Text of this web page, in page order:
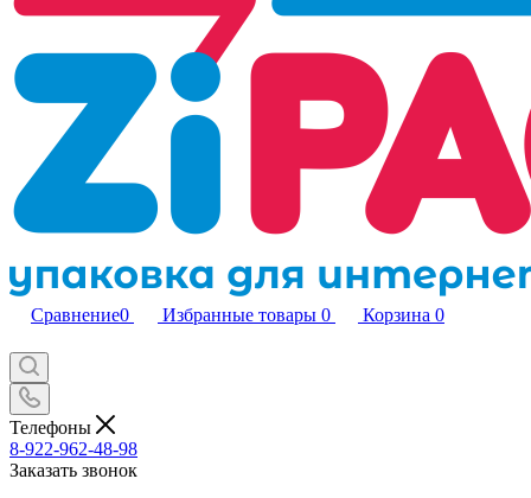
Сравнение0 Избранные товары 0 Корзина 0
Телефоны
8-922-962-48-98
Заказать звонок